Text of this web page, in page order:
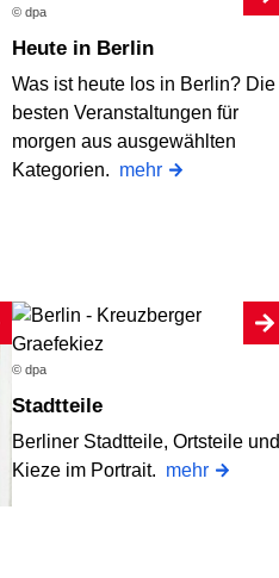
© dpa
Heute in Berlin
Was ist heute los in Berlin? Die
besten Veranstaltungen für
morgen aus ausgewählten
Kategorien. mehr
© dpa
Stadtteile
Berliner Stadtteile, Ortsteile und
Kieze im Portrait. mehr